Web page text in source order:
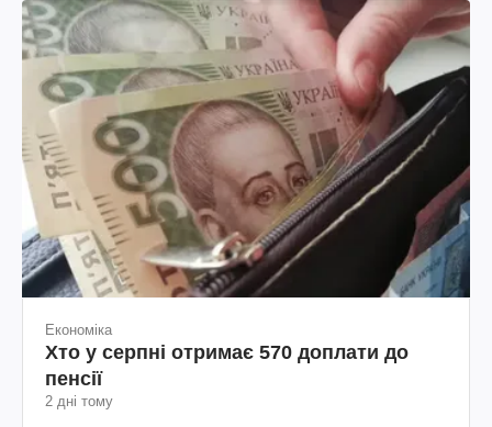
Економіка
Хто у серпні отримає 570 доплати до
пенсії
2 дні тому